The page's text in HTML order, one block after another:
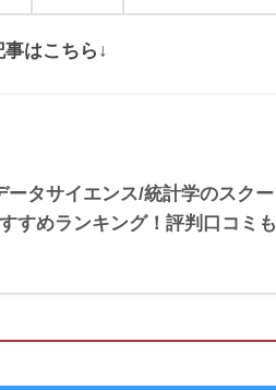
はこちら↓
ータサイエンス/統計学のスクー
すめランキング！評判口コミも